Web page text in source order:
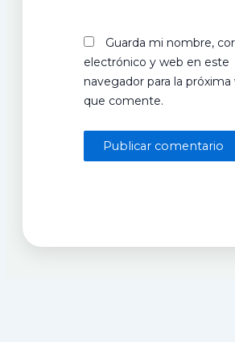
Guarda mi nombre,
electrónico y web en este
navegador para la próxima
que comente.